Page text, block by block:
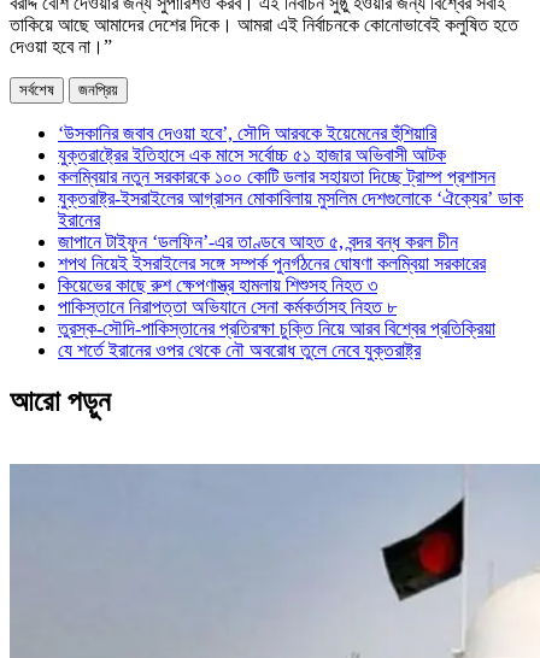
তাকিয়ে আছে আমাদের দেশের দিকে। আমরা এই নির্বাচনকে কোনোভাবেই কলুষিত হতে
দেওয়া হবে না।”
সর্বশেষ জনপ্রিয়
‘উসকানির জবাব দেওয়া হবে’, সৌদি আরবকে ইয়েমেনের হুঁশিয়ারি
যুক্তরাষ্ট্রের ইতিহাসে এক মাসে সর্বোচ্চ ৫১ হাজার অভিবাসী আটক
কলম্বিয়ার নতুন সরকারকে ১০০ কোটি ডলার সহায়তা দিচ্ছে ট্রাম্প প্রশাসন
যুক্তরাষ্ট্র-ইসরাইলের আগ্রাসন মোকাবিলায় মুসলিম দেশগুলোকে ‘ঐক্যের’ ডাক
ইরানের
জাপানে টাইফুন ‘ডলফিন’-এর তাণ্ডবে আহত ৫, বন্দর বন্ধ করল চীন
শপথ নিয়েই ইসরাইলের সঙ্গে সম্পর্ক পুনর্গঠনের ঘোষণা কলম্বিয়া সরকারের
কিয়েভের কাছে রুশ ক্ষেপণাস্ত্র হামলায় শিশুসহ নিহত ৩
পাকিস্তানে নিরাপত্তা অভিযানে সেনা কর্মকর্তাসহ নিহত ৮
তুরস্ক-সৌদি-পাকিস্তানের প্রতিরক্ষা চুক্তি নিয়ে আরব বিশ্বের প্রতিক্রিয়া
যে শর্তে ইরানের ওপর থেকে নৌ অবরোধ তুলে নেবে যুক্তরাষ্ট্র
আরো পড়ুন